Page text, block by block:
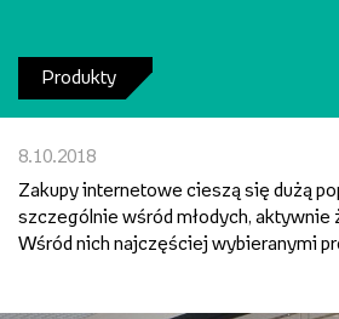
Produkty
8.10.2018
Zakupy internetowe cieszą się dużą
szczególnie wśród młodych, aktywnie
Wśród nich najczęściej wybieranymi